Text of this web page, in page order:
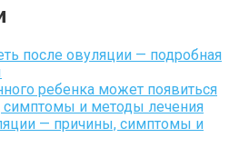
после овуляции — подробная
ребенка может появиться
и методы лечения
— причины, симптомы и